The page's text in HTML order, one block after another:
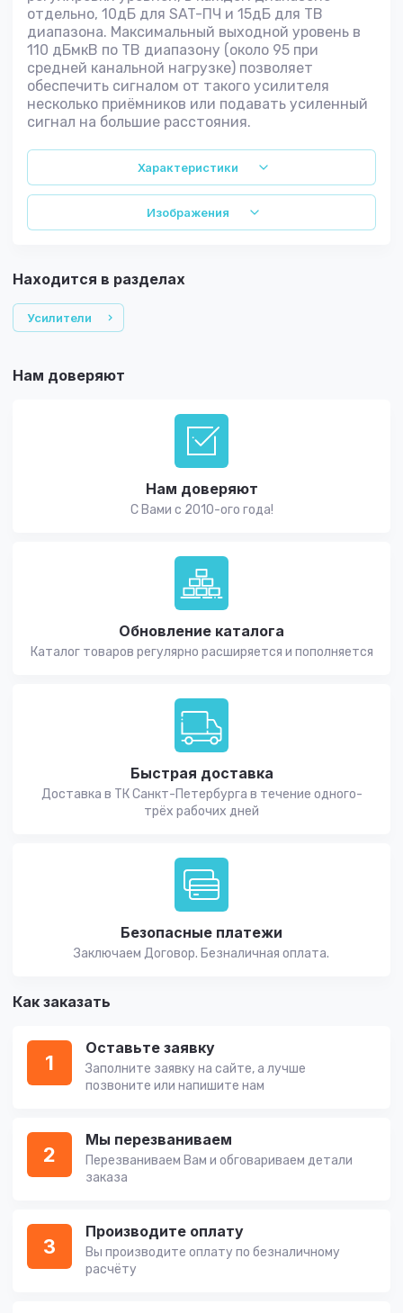
отдельно, 10дБ для SAT-ПЧ и 15дБ для ТВ
диапазона. Максимальный выходной уровень в
110 дБмкВ по ТВ диапазону (около 95 при
средней канальной нагрузке) позволяет
обеспечить сигналом от такого усилителя
несколько приёмников или подавать усиленный
сигнал на большие расстояния.
Характеристики
Изображения
Находится в разделах
Усилители
Нам доверяют
Нам доверяют
С Вами с 2010-ого года!
Обновление каталога
Каталог товаров регулярно расширяется и пополняется
Быстрая доставка
Доставка в ТК Санкт-Петербурга в течение одного-
трёх рабочих дней
Безопасные платежи
Заключаем Договор. Безналичная оплата.
Как заказать
1
Оставьте заявку
Заполните заявку на сайте, а лучше
позвоните или напишите нам
2
Мы перезваниваем
Перезваниваем Вам и обговариваем детали
заказа
3
Производите оплату
Вы производите оплату по безналичному
расчёту